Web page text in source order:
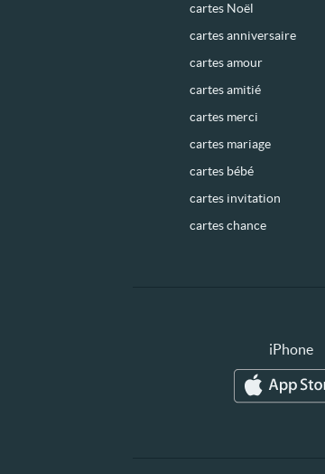
cartes Noël
cartes anniversaire
cartes amour
cartes amitié
cartes merci
cartes mariage
cartes bébé
cartes invitation
cartes chance
iPhone